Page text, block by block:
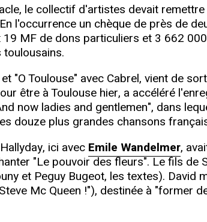
le collectif d'artistes devait
l'occurrence un chèque de près de
MF de dons particuliers et 3 662
"O Toulouse" avec Cabrel, vient de
être à Toulouse hier, a accéléré
now ladies and gentlemen", dans
douze plus grandes chansons
ici avec Emile Wandelmer,
"Le pouvoir des fleurs". Le fils de
et Peguy Bugeot, les textes).
Mc Queen !"), destinée à "former